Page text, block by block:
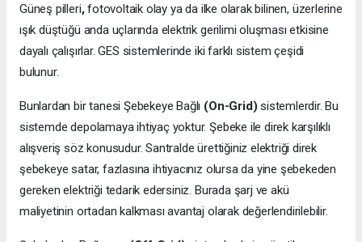
Güneş pilleri,fotovoltaik olay ya da ilke olarak bilinen, üzerlerine
ışık düştüğü anda uçlarında elektrik gerilimi oluşması etkisine
dayalı çalışırlar. GES sistemlerinde iki farklı sistem çeşidi
bulunur.
Bunlardan bir tanesi Şebekeye Bağlı (On-Grid) sistemlerdir. Bu
sistemde depolamaya ihtiyaç yoktur. Şebeke ile direk karşılıklı
alışveriş söz konusudur. Santralde ürettiğiniz elektriği direk
şebekeye satar, fazlasına ihtiyacınız olursa da yine şebekeden
gereken elektriği tedarik edersiniz. Burada şarj ve akü
maliyetinin ortadan kalkması avantaj olarak değerlendirilebilir.